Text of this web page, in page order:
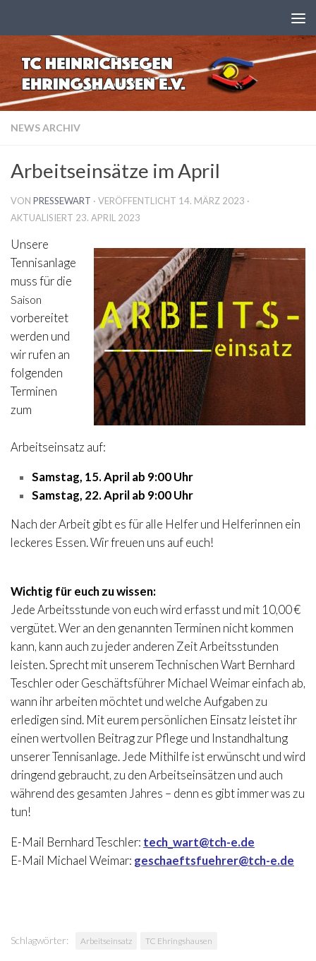
NEWS ARCHIV
Arbeitseinsätze im April
VON PRESSEWART · VERÖFFENTLICHT 14. MÄRZ 2023 ·
AKTUALISIERT 23. APRIL 2023
Unsere
Tennisanlage
muss für die
Saison
vorbereitet
werden und
wir rufen an
folgenden
Terminen
zum
Arbeitseinsatz auf:
Samstag, 15. April ab 9:00 Uhr
Samstag, 22. April ab 9:00 Uhr
Nach der Arbeit gibt es für alle Helfer und Helferinnen ein
leckeres Essen. Wir freuen uns auf euch!
Wichtig für euch zu wissen:
Jede Arbeitsstunde von euch wird erfasst und mit 10,00 €
vergütet. Wer an den genannten Terminen nicht kommen
kann, kann auch zu jeder anderen Zeit Arbeitsstunden
leisten. Sprecht mit unserem Technischen Wart Bernhard
Teschler oder Geschäftsführer Michael Weimar einfach ab,
wann ihr arbeiten möchtet und welche Aufgaben zu
erledigen sind. Mit eurem persönlichen Einsatz leistet ihr
einen wertvollen Beitrag zur Pflege und Instandhaltung
unserer Tennisanlage. Jede Mithilfe ist erwünscht und wird
dringend gebraucht, zu den Arbeitseinsätzen und auch
während des gesamten Jahres – denn es gibt immer was zu
tun!
E-Mail Bernhard Teschler: tech_wart@tch-e.de
E-Mail Michael Weimar: geschaeftsfuehrer@tch-e.de
Schlagwörter: Arbeitseinsatz TC Ehringshausen